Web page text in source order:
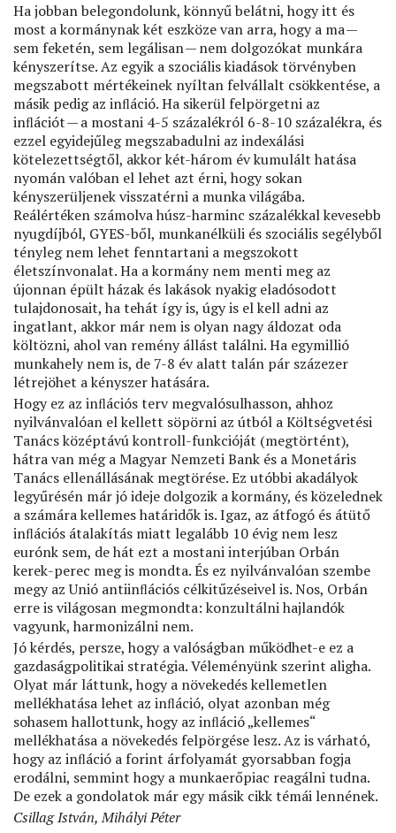
Ha jobban belegondolunk, könnyű belátni, hogy itt és
most a kormánynak két eszköze van arra, hogy a ma —
sem feketén, sem legálisan — nem dolgozókat munkára
kényszerítse. Az egyik a szociális kiadások törvényben
megszabott mértékeinek nyíltan felvállalt csökkentése, a
másik pedig az inﬂáció. Ha sikerül felpörgetni az
inﬂációt — a mostani 4-5 százalékról 6-8-10 százalékra, és
ezzel egyidejűleg megszabadulni az indexálási
kötelezettségtől, akkor két-három év kumulált hatása
nyomán valóban el lehet azt érni, hogy sokan
kényszerüljenek visszatérni a munka világába.
Reálértéken számolva húsz-harminc százalékkal kevesebb
nyugdíjból, GYES-ből, munkanélküli és szociális segélyből
tényleg nem lehet fenntartani a megszokott
életszínvonalat. Ha a kormány nem menti meg az
újonnan épült házak és lakások nyakig eladósodott
tulajdonosait, ha tehát így is, úgy is el kell adni az
ingatlant, akkor már nem is olyan nagy áldozat oda
költözni, ahol van remény állást találni. Ha egymillió
munkahely nem is, de 7-8 év alatt talán pár százezer
létrejöhet a kényszer hatására.
Hogy ez az inﬂációs terv megvalósulhasson, ahhoz
nyilvánvalóan el kellett söpörni az útból a Költségvetési
Tanács középtávú kontroll-funkcióját (megtörtént),
hátra van még a Magyar Nemzeti Bank és a Monetáris
Tanács ellenállásának megtörése. Ez utóbbi akadályok
legyűrésén már jó ideje dolgozik a kormány, és közelednek
a számára kellemes határidők is. Igaz, az átfogó és átütő
inﬂációs átalakítás miatt legalább 10 évig nem lesz
eurónk sem, de hát ezt a mostani interjúban Orbán
kerek-perec meg is mondta. És ez nyilvánvalóan szembe
megy az Unió antiinﬂációs célkitűzéseivel is. Nos, Orbán
erre is világosan megmondta: konzultálni hajlandók
vagyunk, harmonizálni nem.
Jó kérdés, persze, hogy a valóságban működhet-e ez a
gazdaságpolitikai stratégia. Véleményünk szerint aligha.
Olyat már láttunk, hogy a növekedés kellemetlen
mellékhatása lehet az inﬂáció, olyat azonban még
sohasem hallottunk, hogy az inﬂáció „kellemes“
mellékhatása a növekedés felpörgése lesz. Az is várható,
hogy az inﬂáció a forint árfolyamát gyorsabban fogja
erodálni, semmint hogy a munkaerőpiac reagálni tudna.
De ezek a gondolatok már egy másik cikk témái lennének.
Csillag István, Mihályi Péter